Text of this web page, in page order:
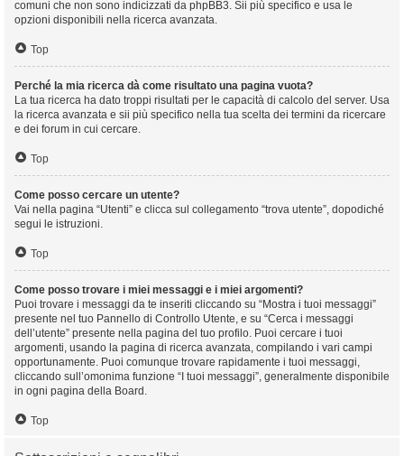
comuni che non sono indicizzati da phpBB3. Sii più specifico e usa le
opzioni disponibili nella ricerca avanzata.
Top
Perché la mia ricerca dà come risultato una pagina vuota?
La tua ricerca ha dato troppi risultati per le capacità di calcolo del server. Usa
la ricerca avanzata e sii più specifico nella tua scelta dei termini da ricercare
e dei forum in cui cercare.
Top
Come posso cercare un utente?
Vai nella pagina “Utenti” e clicca sul collegamento “trova utente”, dopodiché
segui le istruzioni.
Top
Come posso trovare i miei messaggi e i miei argomenti?
Puoi trovare i messaggi da te inseriti cliccando su “Mostra i tuoi messaggi”
presente nel tuo Pannello di Controllo Utente, e su “Cerca i messaggi
dell’utente” presente nella pagina del tuo profilo. Puoi cercare i tuoi
argomenti, usando la pagina di ricerca avanzata, compilando i vari campi
opportunamente. Puoi comunque trovare rapidamente i tuoi messaggi,
cliccando sull’omonima funzione “I tuoi messaggi”, generalmente disponibile
in ogni pagina della Board.
Top